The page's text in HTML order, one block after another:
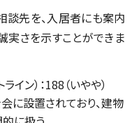
談先を、入居者にも案内
実さを示すことができま
ン）：188（いやや）
に設置されており、建物